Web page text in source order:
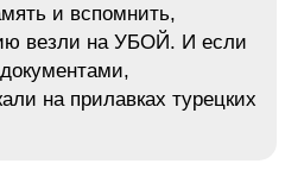
и вспомнить,
везли на УБОЙ. И если
на прилавках турецких